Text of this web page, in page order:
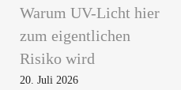
Warum UV-Licht hier
zum eigentlichen
Risiko wird
20. Juli 2026